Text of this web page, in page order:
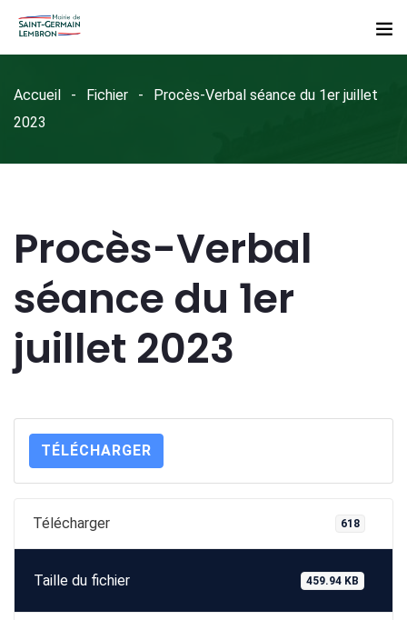
Accueil Fichier
Procès-Verbal séance du 1er juillet
2023
Procès-Verbal
séance du 1er
juillet 2023
TÉLÉCHARGER
Télécharger 618
Taille du fichier 459.94 KB